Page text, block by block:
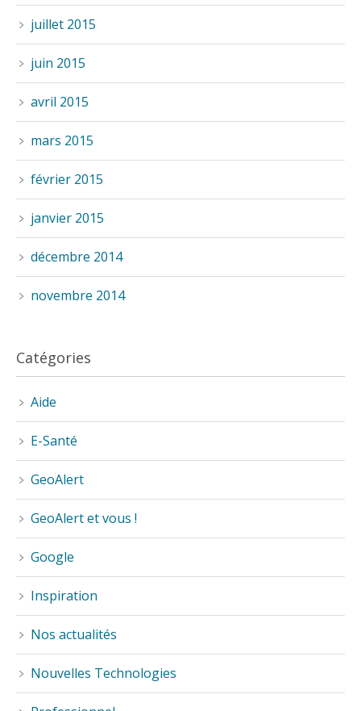
juillet 2015
juin 2015
avril 2015
mars 2015
février 2015
janvier 2015
décembre 2014
novembre 2014
Catégories
Aide
E-Santé
GeoAlert
GeoAlert et vous !
Google
Inspiration
Nos actualités
Nouvelles Technologies